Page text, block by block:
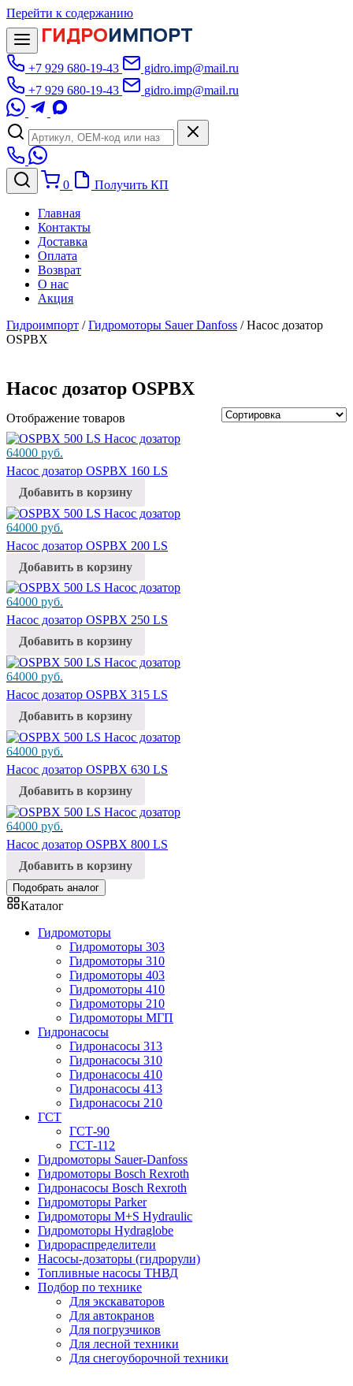
Перейти к содержанию
ГИДРОИМПОРТ
+7 929 680-19-43
gidro.imp@mail.ru
+7 929 680-19-43
gidro.imp@mail.ru
0 Получить КП
Главная
Контакты
Доставка
Оплата
Возврат
О нас
Акция
Гидроимпорт /Гидромоторы Sauer Danfoss /Насос дозатор
OSPBX
Насос дозатор OSPBX
Отображение товаров
64000 руб.
Насос дозатор OSPBX 160 LS
Добавить в корзину
64000 руб.
Насос дозатор OSPBX 200 LS
Добавить в корзину
64000 руб.
Насос дозатор OSPBX 250 LS
Добавить в корзину
64000 руб.
Насос дозатор OSPBX 315 LS
Добавить в корзину
64000 руб.
Насос дозатор OSPBX 630 LS
Добавить в корзину
64000 руб.
Насос дозатор OSPBX 800 LS
Добавить в корзину
Подобрать аналог
Каталог
Гидромоторы
Гидромоторы 303
Гидромоторы 310
Гидромоторы 403
Гидромоторы 410
Гидромоторы 210
Гидромоторы МГП
Гидронасосы
Гидронасосы 313
Гидронасосы 310
Гидронасосы 410
Гидронасосы 413
Гидронасосы 210
ГСТ
ГСТ-90
ГСТ-112
Гидромоторы Sauer-Danfoss
Гидромоторы Bosch Rexroth
Гидронасосы Bosch Rexroth
Гидромоторы Parker
Гидромоторы M+S Hydraulic
Гидромоторы Hydraglobe
Гидрораспределители
Насосы-дозаторы (гидрорули)
Топливные насосы ТНВД
Подбор по технике
Для экскаваторов
Для автокранов
Для погрузчиков
Для лесной техники
Для снегоуборочной техники